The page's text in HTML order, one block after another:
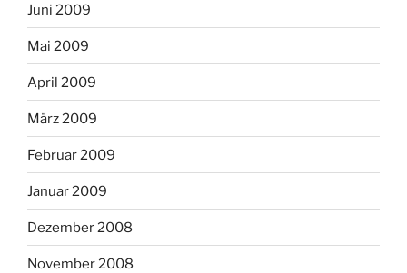
Juni 2009
Mai 2009
April 2009
März 2009
Februar 2009
Januar 2009
Dezember 2008
November 2008